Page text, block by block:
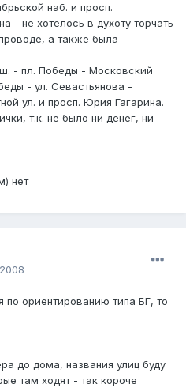
наб. и просп.
- не хотелось в духоту торчать
а также была
- пл. Победы - Московский
- ул. Севастьянова -
ул. и просп. Юрия Гагарина.
т.к. не было ни денег, ни
нет
по ориентированию типа БГ, то
до дома, названия улиц буду
там ходят - так короче